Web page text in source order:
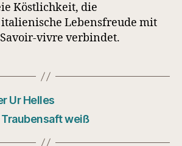
Köstlichkeit, die
Lebensfreude mit
vivre verbindet.
Ur Helles
weiß